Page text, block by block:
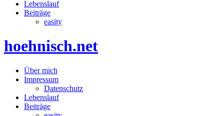
Lebenslauf
Beiträge
easity
hoehnisch.net
Über mich
Impressum
Datenschutz
Lebenslauf
Beiträge